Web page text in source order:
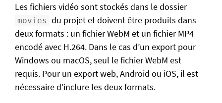
Les fichiers vidéo sont stockés dans le dossier
movies du projet et doivent être produits dans
deux formats : un fichier WebM et un fichier MP4
encodé avec H.264. Dans le cas d’un export pour
Windows ou macOS, seul le fichier WebM est
requis. Pour un export web, Android ou iOS, il est
nécessaire d’inclure les deux formats.